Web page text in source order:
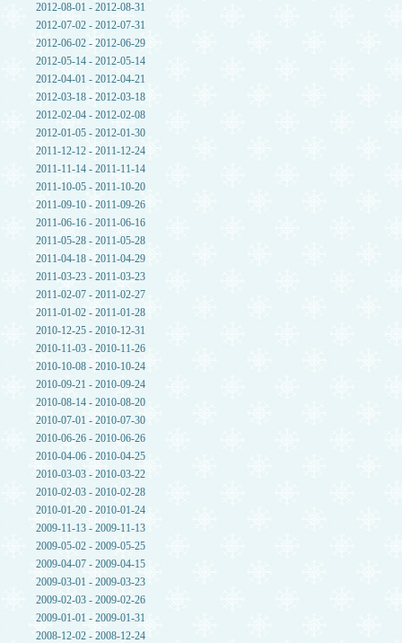
2012-08-01 - 2012-08-31
2012-07-02 - 2012-07-31
2012-06-02 - 2012-06-29
2012-05-14 - 2012-05-14
2012-04-01 - 2012-04-21
2012-03-18 - 2012-03-18
2012-02-04 - 2012-02-08
2012-01-05 - 2012-01-30
2011-12-12 - 2011-12-24
2011-11-14 - 2011-11-14
2011-10-05 - 2011-10-20
2011-09-10 - 2011-09-26
2011-06-16 - 2011-06-16
2011-05-28 - 2011-05-28
2011-04-18 - 2011-04-29
2011-03-23 - 2011-03-23
2011-02-07 - 2011-02-27
2011-01-02 - 2011-01-28
2010-12-25 - 2010-12-31
2010-11-03 - 2010-11-26
2010-10-08 - 2010-10-24
2010-09-21 - 2010-09-24
2010-08-14 - 2010-08-20
2010-07-01 - 2010-07-30
2010-06-26 - 2010-06-26
2010-04-06 - 2010-04-25
2010-03-03 - 2010-03-22
2010-02-03 - 2010-02-28
2010-01-20 - 2010-01-24
2009-11-13 - 2009-11-13
2009-05-02 - 2009-05-25
2009-04-07 - 2009-04-15
2009-03-01 - 2009-03-23
2009-02-03 - 2009-02-26
2009-01-01 - 2009-01-31
2008-12-02 - 2008-12-24